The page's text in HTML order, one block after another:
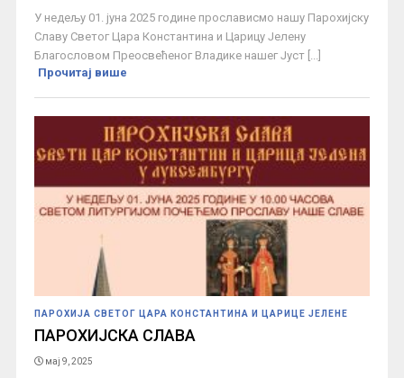
У недељу 01. јуна 2025 године прослависмо нашу Парохијску
Славу Светог Цара Константина и Царицу Јелену
Благословом Преосвећеног Владике нашег Јуст [...]
Прочитај више
ПАРОХИЈА СВЕТОГ ЦАРА КОНСТАНТИНА И ЦАРИЦЕ ЈЕЛЕНЕ
ПАРОХИЈСКА СЛАВА
мај 9, 2025